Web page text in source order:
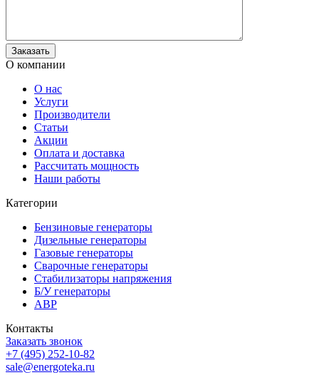
О компании
О нас
Услуги
Производители
Статьи
Акции
Оплата и доставка
Рассчитать мощность
Наши работы
Категории
Бензиновые генераторы
Дизельные генераторы
Газовые генераторы
Сварочные генераторы
Стабилизаторы напряжения
Б/У генераторы
АВР
Контакты
Заказать звонок
+7 (495) 252-10-82
sale@energoteka.ru